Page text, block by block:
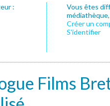
:
Vous êtes
Créer un
S’identifier
Films